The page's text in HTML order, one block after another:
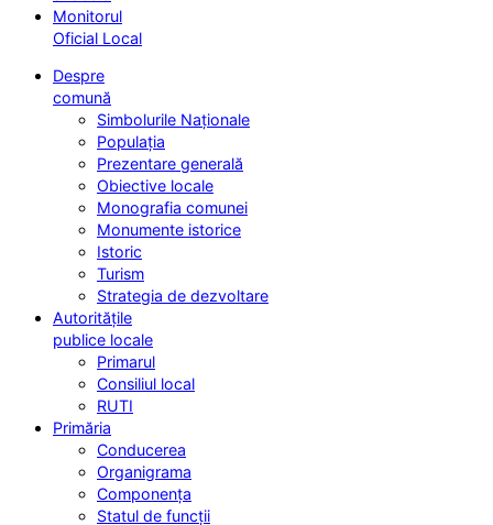
Monitorul
Oficial Local
Despre
comună
Simbolurile Naționale
Populația
Prezentare generală
Obiective locale
Monografia comunei
Monumente istorice
Istoric
Turism
Strategia de dezvoltare
Autoritățile
publice locale
Primarul
Consiliul local
RUTI
Primăria
Conducerea
Organigrama
Componența
Statul de funcții